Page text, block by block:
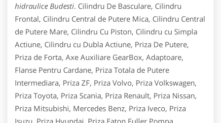
hidraulice Budesti. Cilindru De Basculare, Cilindru
Frontal, Cilindru Central de Putere Mica, Cilindru Central
de Putere Mare, Cilindru Cu Piston, Cilindru cu Simpla
Actiune, Cilindru cu Dubla Actiune, Priza De Putere,
Priza de Forta, Axe Auxiliare GearBox, Adaptoare,
Flanse Pentru Cardane, Priza Totala de Putere
Intermediara, Priza ZF, Priza Volvo, Priza Volkswagen,
Priza Toyota, Priza Scania, Priza Renault, Priza Nissan,
Priza Mitsubishi, Mercedes Benz, Priza Iveco, Priza
Isuzu, Priza Hyundai, Priza Eaton Fuller,Pompa